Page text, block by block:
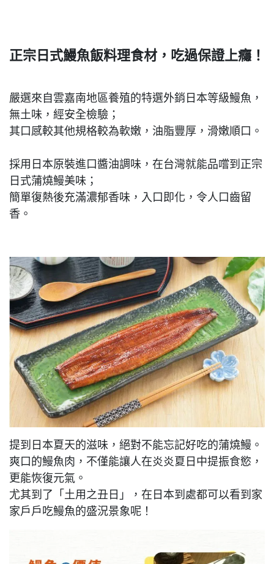
正宗日式鰻魚飯料理食材，吃過保證上癮！
嚴選來自雲嘉南地區養殖的特選外銷日本等級鰻魚，
無土味，經安全檢驗；
其口感較其他規格較為軟嫩，油脂豐厚，滑嫩順口。
採用日本原裝進口醬油調味，在台灣就能品嚐到正宗
日式蒲燒鰻美味；
簡單復熱後充滿濃郁香味，入口即化，令人口齒留
香。
提到日本夏天的滋味，絕對不能忘記好吃的蒲燒鰻。
爽口的鰻魚肉，不僅能讓人在炎炎夏日中提振食慾，
更能恢復元氣。
尤其到了「土用之丑日」，在日本到處都可以看到家
家戶戶吃鰻魚的盛況景象呢！